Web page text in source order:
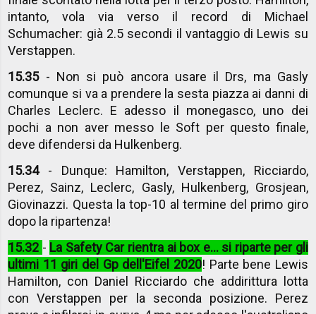
intanto, vola via verso il record di Michael
Schumacher: già 2.5 secondi il vantaggio di Lewis su
Verstappen.
15.35- Non si può ancora usare il Drs, ma Gasly
comunque si va a prendere la sesta piazza ai danni di
Charles Leclerc. E adesso il monegasco, uno dei
pochi a non aver messo le Soft per questo finale,
deve difendersi da Hulkenberg.
15.34- Dunque: Hamilton, Verstappen, Ricciardo,
Perez, Sainz, Leclerc, Gasly, Hulkenberg, Grosjean,
Giovinazzi. Questa la top-10 al termine del primo giro
dopo la ripartenza!
15.32 - La Safety Car rientra ai box e... si riparte per gli
ultimi 11 giri del Gp dell'Eifel 2020! Parte bene Lewis
Hamilton, con Daniel Ricciardo che addirittura lotta
con Verstappen per la seconda posizione. Perez